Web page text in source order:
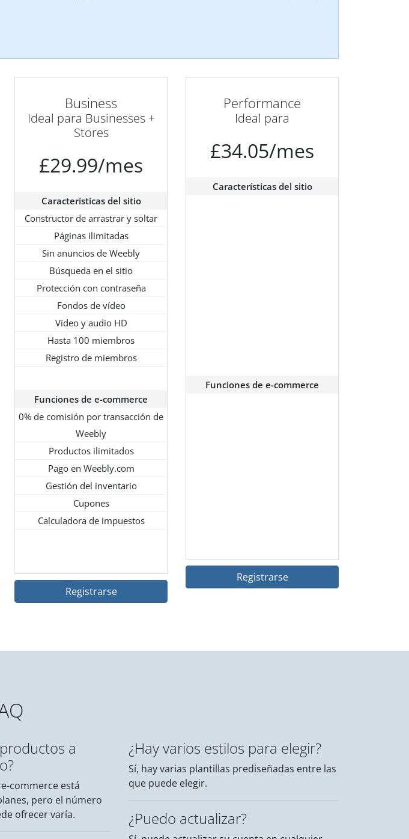
Business
Ideal para Businesses +
Stores
£29.99/mes
Características del sitio
Constructor de arrastrar y soltar
Páginas ilimitadas
Sin anuncios de Weebly
Búsqueda en el sitio
Protección con contraseña
Fondos de vídeo
Vídeo y audio HD
Hasta 100 miembros
Registro de miembros
Funciones de e-commerce
0% de comisión por transacción de
Weebly
Productos ilimitados
Pago en Weebly.com
Gestión del inventario
Cupones
Calculadora de impuestos
Registrarse
Performance
Ideal para
£34.05/mes
Características del sitio
Funciones de e-commerce
Registrarse
a
commerce está
pero el número
ofrecer varía.
¿Hay varios estilos para elegir?
Sí, hay varias plantillas prediseñadas entre las
que puede elegir.
¿Puedo actualizar?